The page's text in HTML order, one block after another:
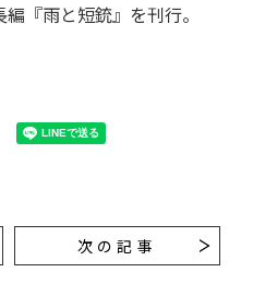
『雨と短銃』を刊行。
次の記事